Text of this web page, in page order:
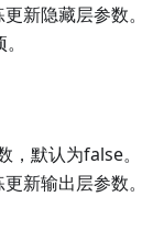
新隐藏层参数。
，默认为false。
新输出层参数。